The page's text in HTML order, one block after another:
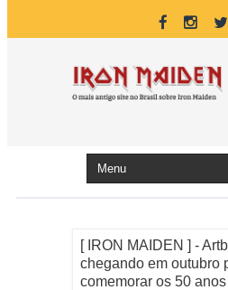
[ IRON MAIDEN ] -
chegando em outubro
comemorar os 50